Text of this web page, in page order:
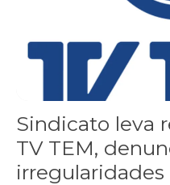
Sindicato leva
TV TEM,
irregularidades